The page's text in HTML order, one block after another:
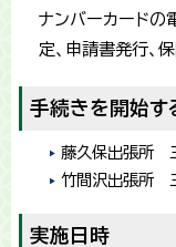
ナンバーカードの
定、申請書発行、
手続きを開始す
藤久保出張所
竹間沢出張所
実施日時